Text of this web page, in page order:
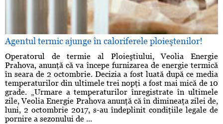
Agentul termic ajunge în caloriferele ploieştenilor!
Operatorul de termie al Ploieştiului, Veolia Energie
Prahova, anunţă că va începe furnizarea de energie termică
în seara de 2 octombrie. Decizia a fost luată după ce media
temperaturilor din ultimele trei nopţi a fost mai mică de 10
grade. „Urmare a temperaturilor înregistrate în ultimele
zile, Veolia Energie Prahova anunţă că în dimineaţa zilei de,
luni, 2 octombrie 2017, s-au îndeplinit condiţiile legale de
pornire a sezonului de ...